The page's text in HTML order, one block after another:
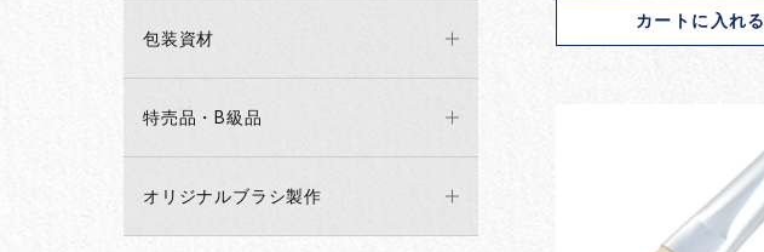
包装資材
特売品・B級品
オリジナルブラシ製作
カートに入れる